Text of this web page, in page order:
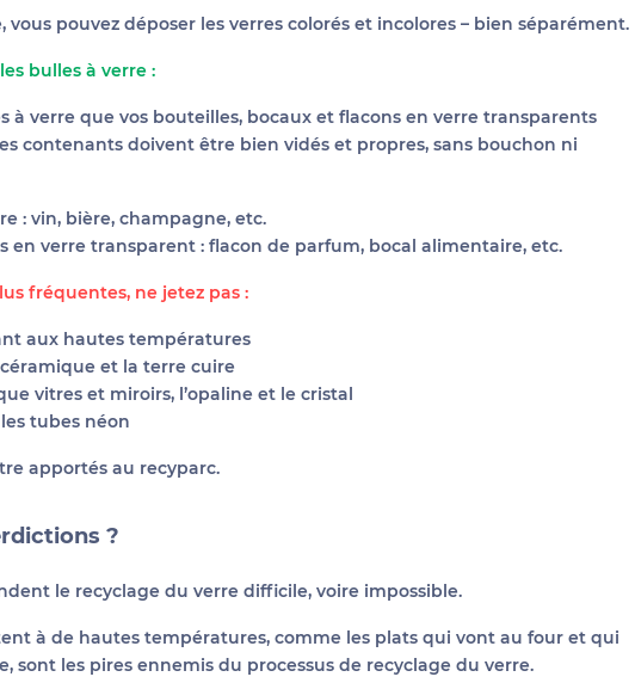
vous pouvez déposer les verres colorés et incolores – bien séparément.
les bulles à verre :
à verre que vos bouteilles, bocaux et flacons en verre transparents
contenants doivent être bien vidés et propres, sans bouchon ni
: vin, bière, champagne, etc.
en verre transparent : flacon de parfum, bocal alimentaire, etc.
fréquentes, ne jetez pas :
aux hautes températures
et la terre cuire
vitres et miroirs, l’opaline et le cristal
tubes néon
apportés au recyparc.
?
le recyclage du verre difficile, voire impossible.
à de hautes températures, comme les plats qui vont au four et qui
sont les pires ennemis du processus de recyclage du verre.